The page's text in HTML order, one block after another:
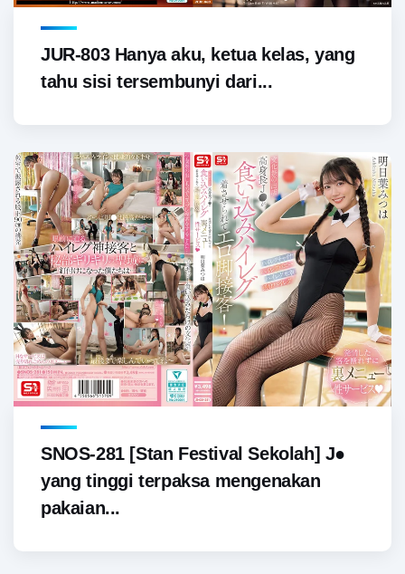
JUR-803 Hanya aku, ketua kelas, yang
tahu sisi tersembunyi dari...
SNOS-281 [Stan Festival Sekolah] J●
yang tinggi terpaksa mengenakan
pakaian...